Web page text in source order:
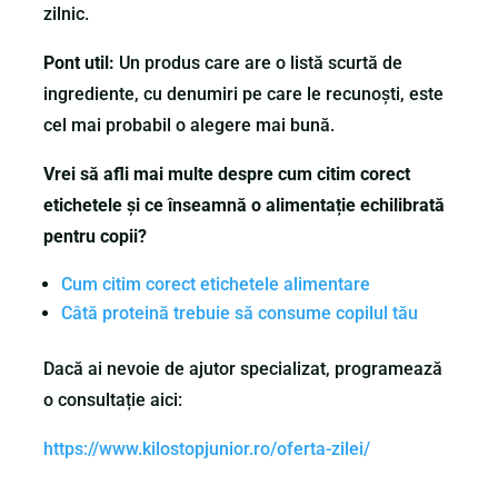
zilnic.
Pont util: Un produs care are o listă scurtă de
ingrediente, cu denumiri pe care le recunoști, este
cel mai probabil o alegere mai bună.
Vrei să afli mai multe despre cum citim corect
etichetele și ce înseamnă o alimentație echilibrată
pentru copii?
Cum citim corect etichetele alimentare
Câtă proteină trebuie să consume copilul tău
Dacă ai nevoie de ajutor specializat, programează
o consultație aici:
https://www.kilostopjunior.ro/oferta-zilei/